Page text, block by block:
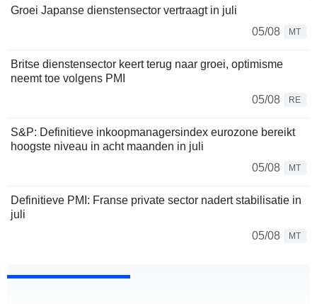
Groei Japanse dienstensector vertraagt in juli
05/08
MT
Britse dienstensector keert terug naar groei, optimisme
neemt toe volgens PMI
05/08
RE
S&P: Definitieve inkoopmanagersindex eurozone bereikt
hoogste niveau in acht maanden in juli
05/08
MT
Definitieve PMI: Franse private sector nadert stabilisatie in
juli
05/08
MT